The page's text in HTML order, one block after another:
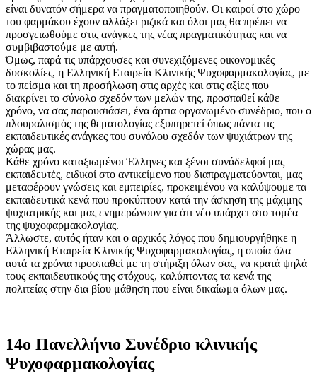
είναι δυνατόν σήμερα να πραγματοποιηθούν. Οι καιροί στο χώρο
του φαρμάκου έχουν αλλάξει ριζικά και όλοι μας θα πρέπει να
προσγειωθούμε στις ανάγκες της νέας πραγματικότητας και να
συμβιβαστούμε με αυτή.
Όμως, παρά τις υπάρχουσες και συνεχιζόμενες οικονομικές
δυσκολίες, η Ελληνική Εταιρεία Κλινικής Ψυχοφαρμακολογίας, με
το πείσμα και τη προσήλωση στις αρχές και στις αξίες που
διακρίνει το σύνολο σχεδόν των μελών της, προσπαθεί κάθε
χρόνο, να σας παρουσιάσει, ένα άρτια οργανωμένο συνέδριο, που ο
πλουραλισμός της θεματολογίας εξυπηρετεί όπως πάντα τις
εκπαιδευτικές ανάγκες του συνόλου σχεδόν των ψυχιάτρων της
χώρας μας.
Κάθε χρόνο καταξιωμένοι Έλληνες και ξένοι συνάδελφοί μας
εκπαιδευτές, ειδικοί στο αντικείμενο που διαπραγματεύονται, μας
μεταφέρουν γνώσεις και εμπειρίες, προκειμένου να καλύψουμε τα
εκπαιδευτικά κενά που προκύπτουν κατά την άσκηση της μάχιμης
ψυχιατρικής και μας ενημερώνουν για ότι νέο υπάρχει στο τομέα
της ψυχοφαρμακολογίας.
Άλλωστε, αυτός ήταν και ο αρχικός λόγος που δημιουργήθηκε η
Ελληνική Εταιρεία Κλινικής Ψυχοφαρμακολογίας, η οποία όλα
αυτά τα χρόνια προσπαθεί με τη στήριξη όλων σας, να κρατά ψηλά
τους εκπαιδευτικούς της στόχους, καλύπτοντας τα κενά της
πολιτείας στην δια βίου μάθηση που είναι δικαίωμα όλων μας.
14ο Πανελλήνιο Συνέδριο κλινικής
Ψυχοφαρμακολογίας